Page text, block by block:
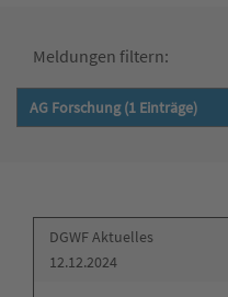
Meldungen filtern:
DGWF Aktuelles
12.12.2024